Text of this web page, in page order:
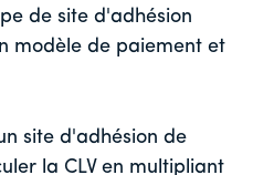
de site d'adhésion
modèle de paiement et
site d'adhésion de
la CLV en multipliant